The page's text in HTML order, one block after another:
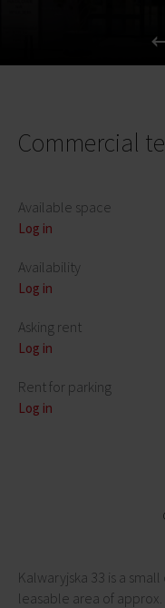
Commercial
Available space
Log in
Availability
Log in
Asking rent
Log in
Rent for parking
Log in
Kalwaryjska 33 is a
leasable area of